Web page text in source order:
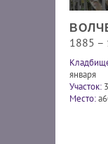
1885 –
января
Участок:
Место: